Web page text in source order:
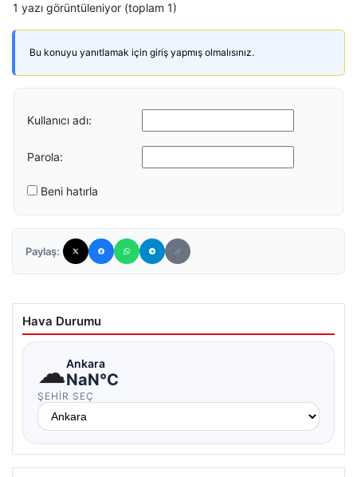
1 yazı görüntüleniyor (toplam 1)
Bu konuyu yanıtlamak için giriş yapmış olmalısınız.
Kullanıcı adı:
Parola:
Beni hatırla
Paylaş:
Hava Durumu
☁Ankara
NaN°C
ŞEHIR SEÇ